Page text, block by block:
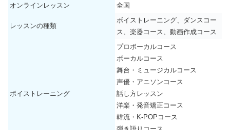
オンラインレッスン
全国
レッスンの種類
ボイストレーニング、ダンスコー
ス、楽器コース、動画作成コース
ボイストレーニング
プロボーカルコース
ボーカルコース
舞台・ミュージカルコース
声優・アニソンコース
話し方レッスン
洋楽・発音矯正コース
韓流・K-POPコース